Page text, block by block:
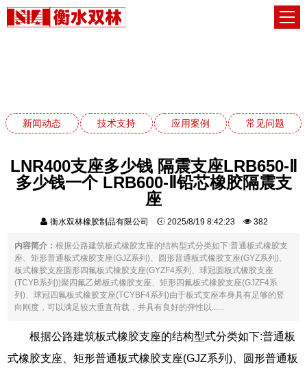
新闻动态 技术支持 应用案例 常见问题
LNR400支座多少钱 隔震支座LRB650-Ⅱ
多少钱一个 LRB600-Ⅱ铅芯橡胶隔震支
座
衡水双林橡胶制品有限公司 2025/8/19 8:42:23 382
内容简介：根据公路建筑板式橡胶支座的结构型式分类如下:普通板式橡胶支
座、矩形普通板式橡胶支座(GJZ系列)、圆形普通板式橡胶支座(GYZ系列)、
板式橡胶支座圆形四氟板式橡胶支座(GYZF4系列、球冠圆板式橡胶支座
(TCYB系列))聚四氟乙烯板式橡胶支座、矩形四氟板式橡胶支座(GJZF4系
列)、球冠四氟板式橡胶支座(TCYBF4系列)由于板式支座本身具有足够的竖
向刚度，可以满足较大垂直荷载，并具有良好的弹性以......
根据公路建筑板式橡胶支座的结构型式分类如下:普通板
式橡胶支座、矩形普通板式橡胶支座(GJZ系列)、圆形普通板